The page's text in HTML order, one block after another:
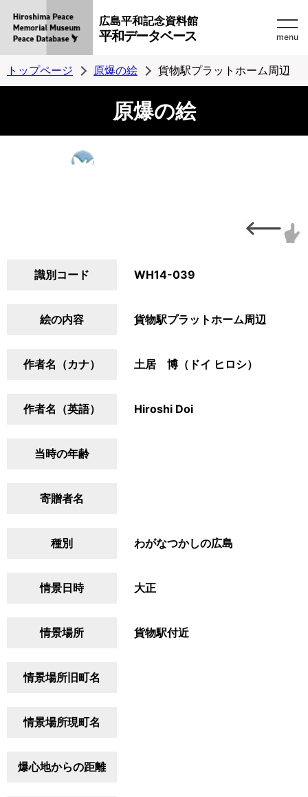
広島平和記念資料館
平和データベース menu
トップページ 原爆の絵 貨物駅プラットホーム周辺
原爆の絵
識別コード WH14-039
絵の内容 貨物駅プラットホーム周辺
作者名（カナ） 土居 博（ドイ ヒロシ）
作者名（英語） Hiroshi Doi
当時の年齢
寄贈者名
種別 わがなつかしの広島
情景日時 大正
情景場所 貨物駅付近
情景場所旧町名
情景場所現町名
爆心地からの距離